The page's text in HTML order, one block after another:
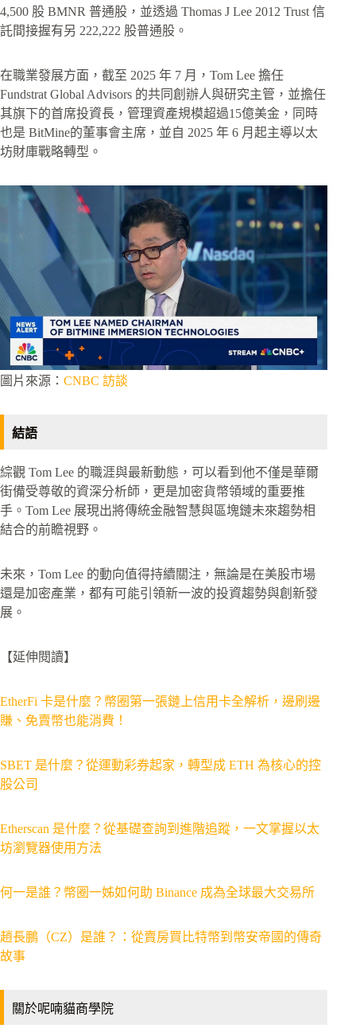
4,500 股 BMNR 普通股，並透過 Thomas J Lee 2012 Trust 信
託間接握有另 222,222 股普通股。
在職業發展方面，截至 2025 年 7 月，Tom Lee 擔任
Fundstrat Global Advisors 的共同創辦人與研究主管，並擔任
其旗下的首席投資長，管理資產規模超過15億美金，同時
也是 BitMine的董事會主席，並自 2025 年 6 月起主導以太
坊財庫戰略轉型。
圖片來源： CNBC 訪談
結語
綜觀 Tom Lee 的職涯與最新動態，可以看到他不僅是華爾
街備受尊敬的資深分析師，更是加密貨幣領域的重要推
手。Tom Lee 展現出將傳統金融智慧與區塊鏈未來趨勢相
結合的前瞻視野。
未來，Tom Lee 的動向值得持續關注，無論是在美股市場
還是加密產業，都有可能引領新一波的投資趨勢與創新發
展。
【延伸閱讀】
EtherFi 卡是什麼？幣圈第一張鏈上信用卡全解析，邊刷邊
賺、免賣幣也能消費！
SBET 是什麼？從運動彩券起家，轉型成 ETH 為核心的控
股公司
Etherscan 是什麼？從基礎查詢到進階追蹤，一文掌握以太
坊瀏覽器使用方法
何一是誰？幣圈一姊如何助 Binance 成為全球最大交易所
趙長鵬（CZ）是誰？：從賣房買比特幣到幣安帝國的傳奇
故事
關於呢喃貓商學院